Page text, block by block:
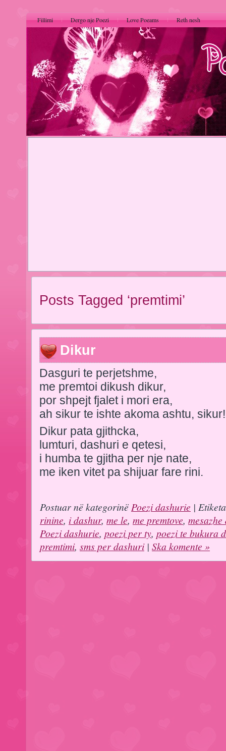
Fillimi Dergo nje Poezi Love Poeams Reth nesh
Posts Tagged ‘premtimi’
Dikur
Dasguri te perjetshme,
me premtoi dikush dikur,
por shpejt fjalet i mori era,
ah sikur te ishte akoma ashtu, sikur!
Dikur pata gjithcka,
lumturi, dashuri e qetesi,
i humba te gjitha per nje nate,
me iken vitet pa shijuar fare rini.
Postuar në kategorinë Poezi dashurie |
rinine, i dashur, me le, me premtove,
Poezi dashurie, poezi per ty, poezi te bukura
premtimi, sms per dashuri| Ska komente »